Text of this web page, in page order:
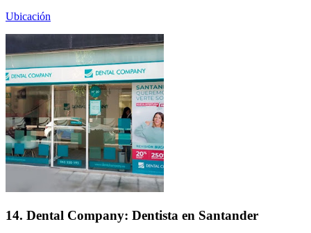
Ubicación
14. Dental Company: Dentista en Santander